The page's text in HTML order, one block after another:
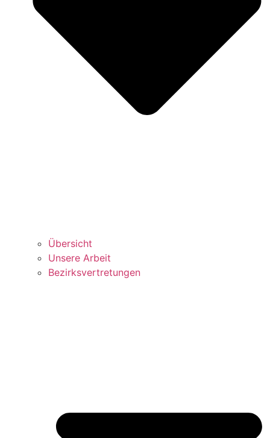
Über­sicht
Unse­re Arbeit
Bezirks­vertretungen